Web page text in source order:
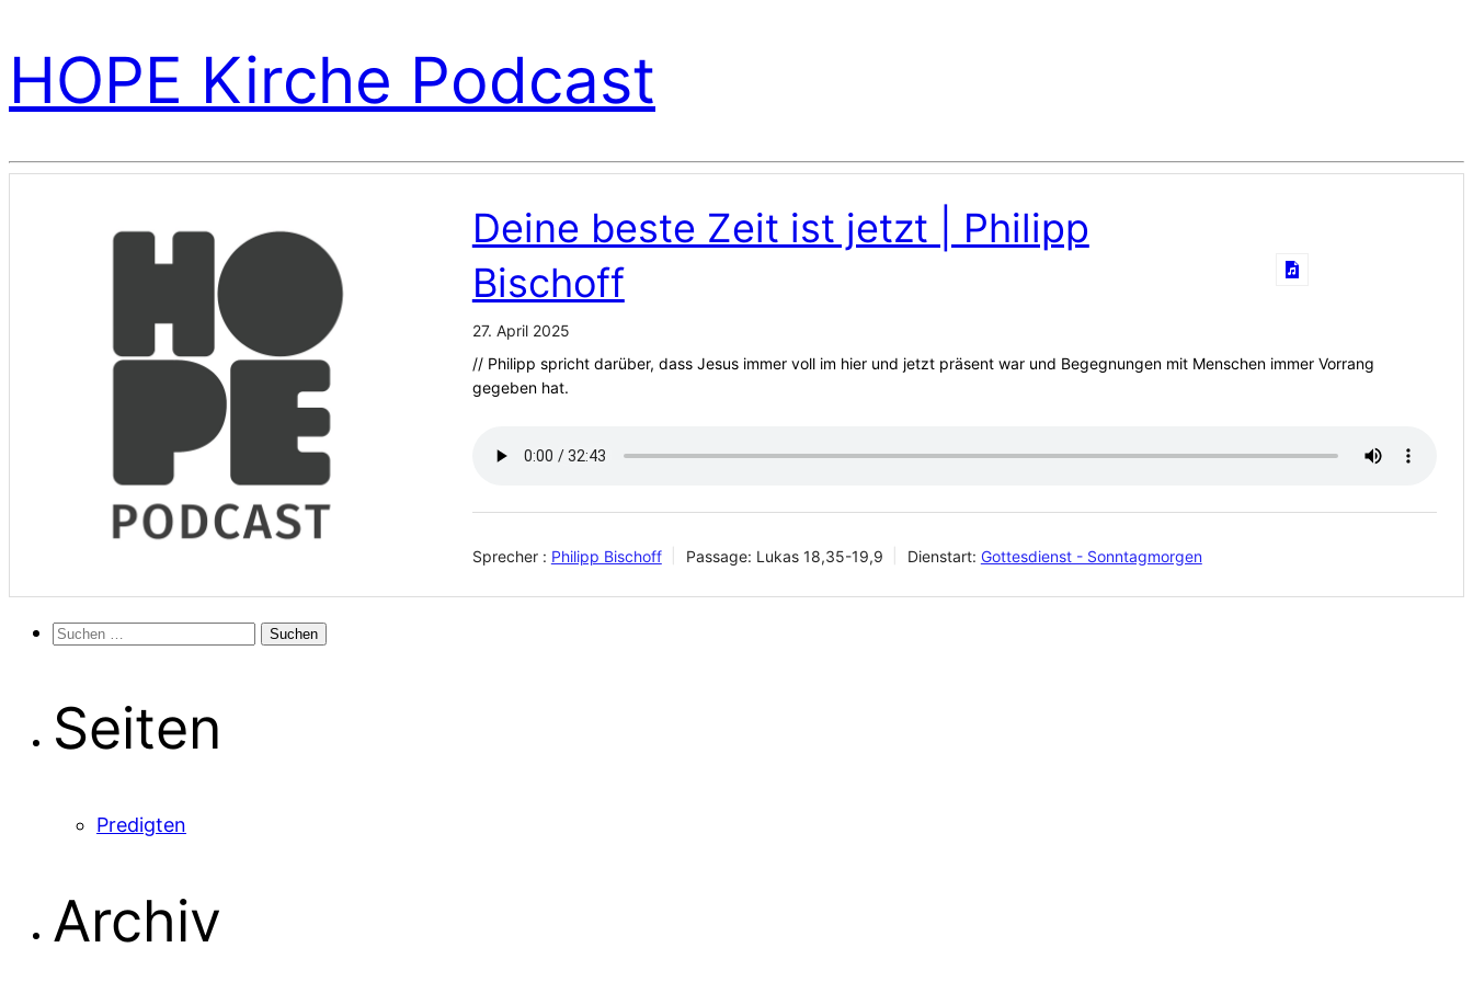
HOPE Kirche Podcast
Deine beste Zeit ist jetzt | Philipp
Bischoff
27. April 2025
// Philipp spricht darüber, dass Jesus immer voll im hier und jetzt präsent war und Begegnungen mit Menschen immer Vorrang
gegeben hat.
Sprecher : Philipp Bischoff Passage: Lukas 18,35-19,9 Dienstart: Gottesdienst - Sonntagmorgen
Suchen
Seiten
Predigten
Archiv